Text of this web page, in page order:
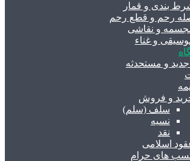
بندی و قمار
رحم و قطع رحم
و نقاشی
و غناء
و مستحدثه
و فروش
سلف (سلم)
نسیه
نقد
اسلامی
های حرام